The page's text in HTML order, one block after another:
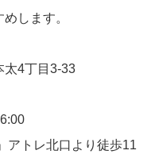
します。
太4丁目3-33
アトレ北口より徒歩11